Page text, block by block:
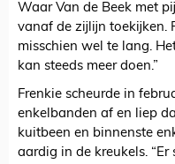
Waar Van de Beek met
vanaf de zijlijn toekijken.
misschien wel te lang.
kan steeds meer doen.”
Frenkie scheurde in
enkelbanden af en liep
kuitbeen en binnenste
aardig in de kreukels.